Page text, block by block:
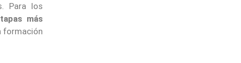
Para los
más
formación